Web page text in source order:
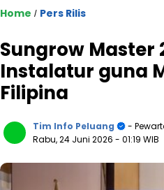
Home / Pers Rilis
Sungrow Master
Instalatur guna
Filipina
Tim Info Peluang
-
Rabu, 24 Juni 2026 - 01:19 WIB